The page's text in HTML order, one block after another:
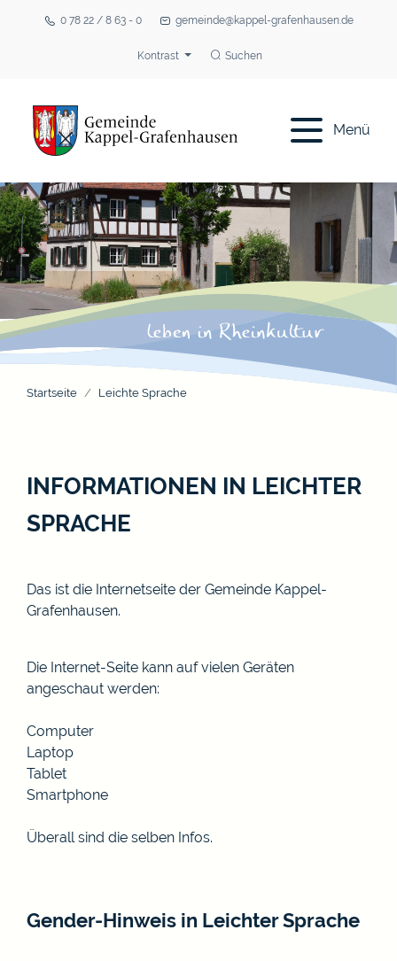
0 78 22 / 8 63 - 0 gemeinde@kappel-grafenhausen.de
Kontrast Suchen
Menü
Startseite Leichte Sprache
INFORMATIONEN IN LEICHTER
SPRACHE
Das ist die Internetseite der Gemeinde Kappel-
Grafenhausen.
Die Internet-Seite kann auf vielen Geräten
angeschaut werden:
Computer
Laptop
Tablet
Smartphone
Überall sind die selben Infos.
Gender-Hinweis in Leichter Sprache